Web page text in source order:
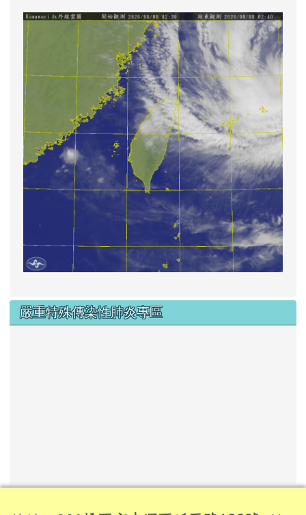
link
嚴重特殊傳染性肺炎專區